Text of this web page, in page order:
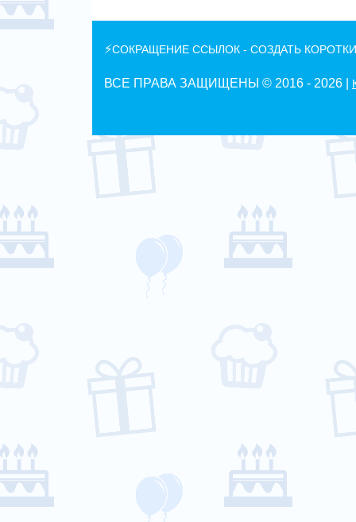
⚡СОКРАЩЕНИЕ ССЫЛОК - СОЗДАТЬ
ВСЕ ПРАВА ЗАЩИЩЕНЫ © 2016 - 2026 |